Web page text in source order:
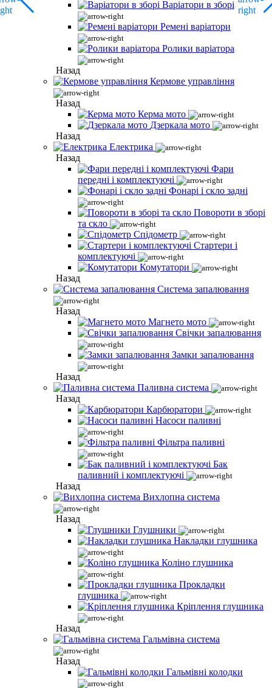
Варіатори в зборі
Ремені варіатори
Ролики варіатора
Назад
Кермове управління
Назад
Керма мото
Дзеркала мото
Назад
Електрика
Назад
Фари
передні і комплектуючі
Фонарі і скло задні
Повороти в зборі
та скло
Спідометр
Стартери і
комплектуючі
Комутатори
Назад
Система запалювання
Назад
Магнето мото
Свічки запалювання
Замки запалювання
Назад
Паливна система
Назад
Карбюратори
Насоси паливні
Фільтра паливні
Бак
паливний і комплектуючі
Назад
Вихлопна система
Назад
Глушники
Накладки глушника
Коліно глушника
Прокладки
глушника
Кріплення глушника
Назад
Гальмівна система
Назад
Гальмівні колодки